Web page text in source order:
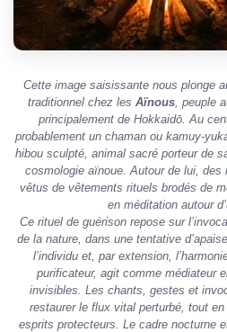
Cette image saisissante nous plonge
traditionnel chez les Aïnous , peuple
principalement de Hokkaidō. Au
probablement un chaman ou kamuy-
hibou sculpté, animal sacré porteur de
cosmologie aïnoue. Autour de lui, des
vêtus de vêtements rituels brodés de
en méditation autour
Ce rituel de guérison repose sur
de la nature, dans une tentative
l’individu et, par extension,
purificateur, agit comme médiateur
invisibles. Les chants, gestes et
restaurer le flux vital perturbé, tout
esprits protecteurs. Le cadre nocturne